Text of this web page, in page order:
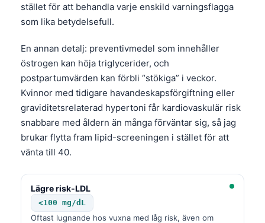
stället för att behandla varje enskild varningsflagga
som lika betydelsefull.
En annan detalj: preventivmedel som innehåller
östrogen kan höja triglycerider, och
postpartumvärden kan förbli “stökiga” i veckor.
Kvinnor med tidigare havandeskapsförgiftning eller
graviditetsrelaterad hypertoni får kardiovaskulär risk
snabbare med åldern än många förväntar sig, så jag
brukar flytta fram lipid-screeningen i stället för att
vänta till 40.
Lägre risk-LDL
<100 mg/dL
Oftast lugnande hos vuxna med låg risk, även om